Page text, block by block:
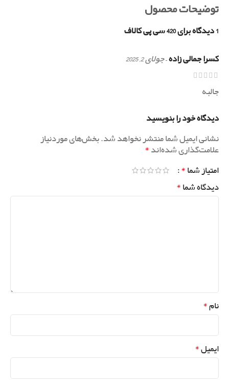
توضیحات محصول
1 دیدگاه برای 420 سی پی کالاف
کسرا جمالی زاده–جولای 2, 2025
جالبه
دیدگاه خود را بنویسید
نشانی ایمیل شما منتشر نخواهد شد.بخش‌های موردنیاز
علامت‌گذاری شده‌اند*
امتیاز شما*
دیدگاه شما*
نام*
ایمیل*